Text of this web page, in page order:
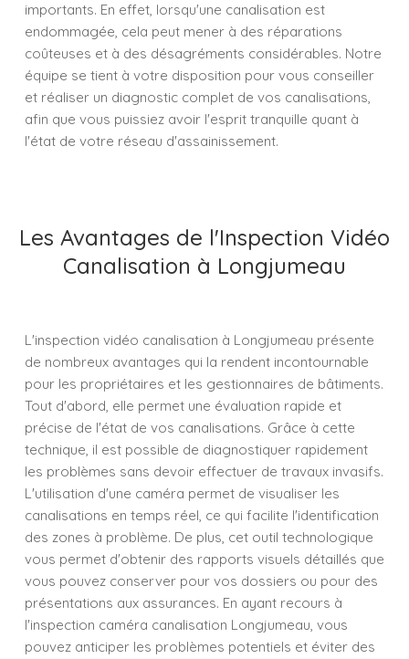
importants. En effet, lorsqu'une canalisation est
endommagée, cela peut mener à des réparations
coûteuses et à des désagréments considérables. Notre
équipe se tient à votre disposition pour vous conseiller
et réaliser un diagnostic complet de vos canalisations,
afin que vous puissiez avoir l'esprit tranquille quant à
l'état de votre réseau d'assainissement.
Les Avantages de l'Inspection Vidéo
Canalisation à Longjumeau
L'inspection vidéo canalisation à Longjumeau présente
de nombreux avantages qui la rendent incontournable
pour les propriétaires et les gestionnaires de bâtiments.
Tout d'abord, elle permet une évaluation rapide et
précise de l'état de vos canalisations. Grâce à cette
technique, il est possible de diagnostiquer rapidement
les problèmes sans devoir effectuer de travaux invasifs.
L'utilisation d'une caméra permet de visualiser les
canalisations en temps réel, ce qui facilite l'identification
des zones à problème. De plus, cet outil technologique
vous permet d'obtenir des rapports visuels détaillés que
vous pouvez conserver pour vos dossiers ou pour des
présentations aux assurances. En ayant recours à
l'inspection caméra canalisation Longjumeau, vous
pouvez anticiper les problèmes potentiels et éviter des